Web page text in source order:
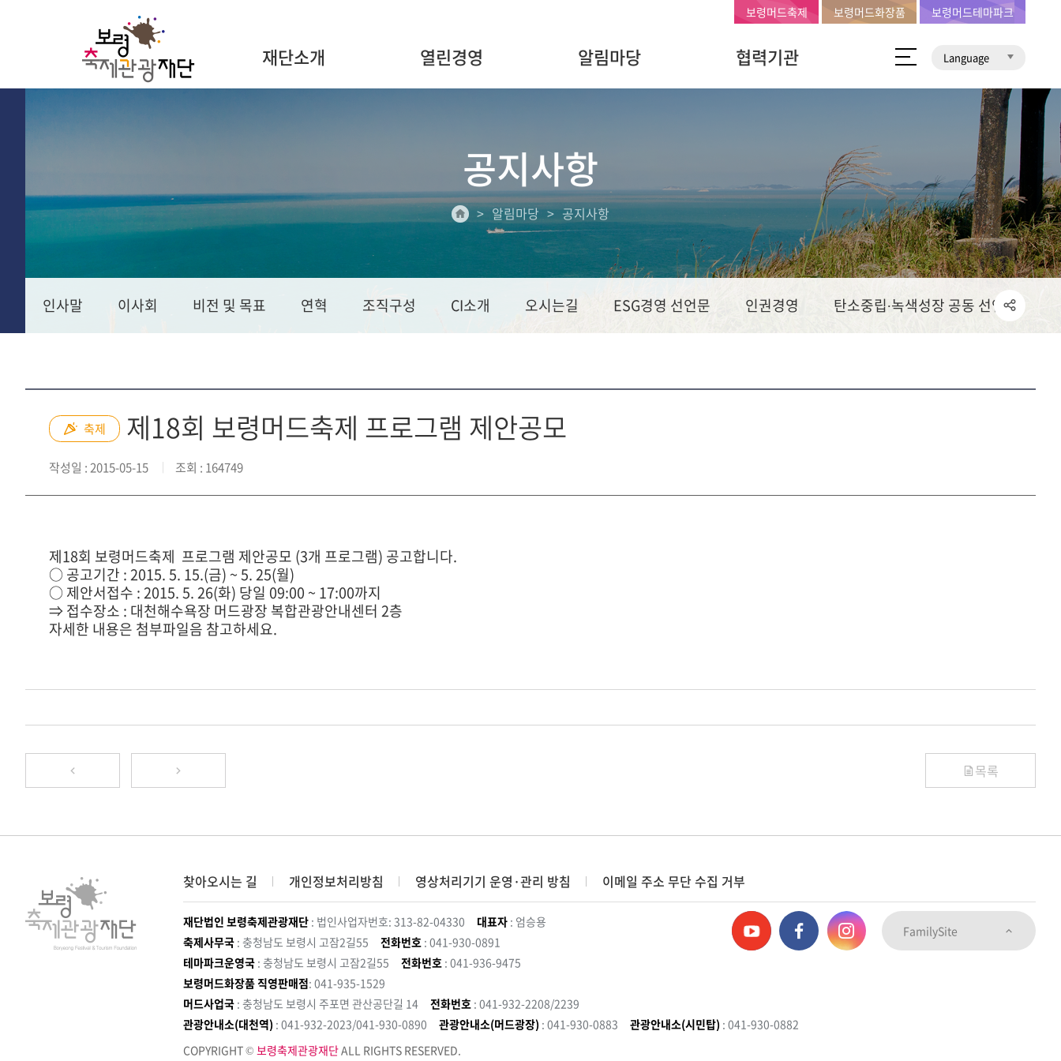
재단소개 열린경영 알림마당 협력기관 Language
보령머드축제 보령머드화장품 보령머드테마파크
공지사항
알림마당 공지사항
인사말 이사회 비전 및 목표 연혁 조직구성 CI소개 오시는길 ESG경영 선언문 인권경영 탄소중립∙녹색성장 공동 선언문
축제 제18회 보령머드축제 프로그램 제안공모
작성일 : 2015-05-15 조회 : 164749
제18회 보령머드축제 프로그램 제안공모 (3개 프로그램) 공고합니다.
○ 공고기간 : 2015. 5. 15.(금) ~ 5. 25(월)
○ 제안서접수 : 2015. 5. 26(화) 당일 09:00 ~ 17:00까지
⇒ 접수장소 : 대천해수욕장 머드광장 복합관광안내센터 2층
자세한 내용은 첨부파일음 참고하세요.
목록
찾아오시는 길 개인정보처리방침 영상처리기기 운영·관리 방침 이메일 주소 무단 수집 거부
재단법인 보령축제관광재단 : 법인사업자번호: 313-82-04330 대표자 : 엄승용
축제사무국 : 충청남도 보령시 고잠2길55 전화번호 : 041-930-0891
테마파크운영국 : 충청남도 보령시 고잠2길55 전화번호 : 041-936-9475
보령머드화장품 직영판매점: 041-935-1529
머드사업국 : 충청남도 보령시 주포면 관산공단길 14 전화번호 : 041-932-2208/2239
관광안내소(대천역) : 041-932-2023/041-930-0890 관광안내소(머드광장) : 041-930-0883 관광안내소(시민탑) : 041-930-0882
COPYRIGHT © 보령축제관광재단ALL RIGHTS RESERVED.
FamilySite